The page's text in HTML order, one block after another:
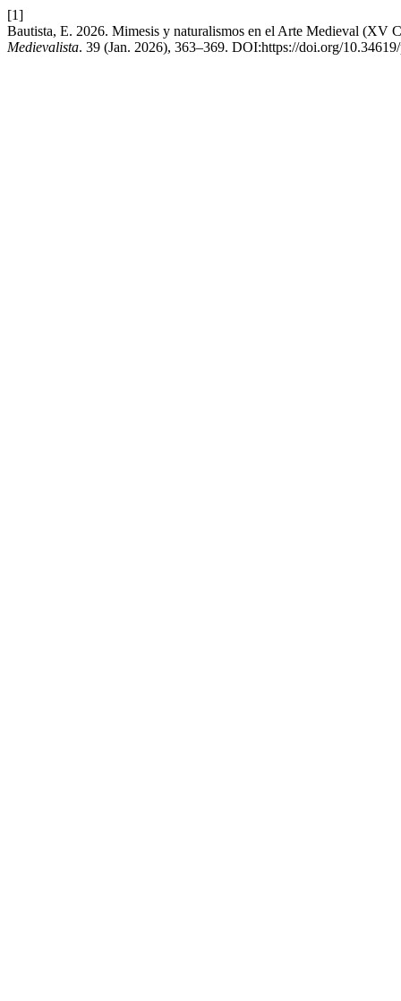
[1]
Bautista, E. 2026. Mimesis y naturalismos en el Arte Medieval (XV
Medievalista. 39 (Jan. 2026), 363–369. DOI:https://doi.org/